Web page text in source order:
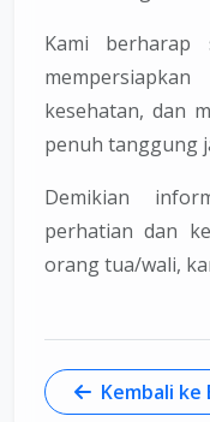
Kami berharap
kesehatan, dan
penuh tanggung
Demikian
perhatian dan
orang tua/wali,
Kembali ke